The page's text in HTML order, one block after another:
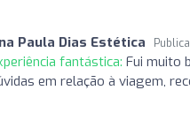
Paula Dias Estética
fantástica: Fui muito
em relação à viagem,